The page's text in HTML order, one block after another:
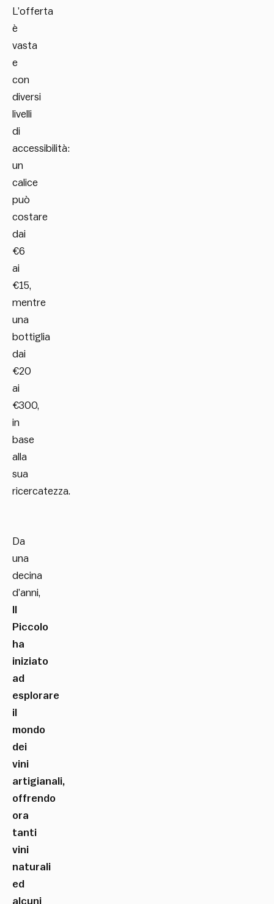
L’offerta
è
vasta
e
con
diversi
livelli
di
accessibilità:
un
calice
può
costare
dai
€6
ai
€15,
mentre
una
bottiglia
dai
€20
ai
€300,
in
base
alla
sua
ricercatezza.
Da
una
decina
d’anni,
Piccolo
ha
iniziato
ad
esplorare
il
mondo
dei
vini
artigianali,
offrendo
ora
tanti
vini
naturali
ed
alcuni